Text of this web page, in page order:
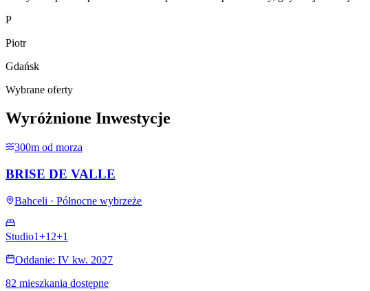
P
Piotr
Gdańsk
Wybrane oferty
Wyróżnione Inwestycje
300m od morza
BRISE DE VALLE
Bahceli · Północne wybrzeże
Studio1+1 2+1
Oddanie: IV kw. 2027
82 mieszkania dostępne